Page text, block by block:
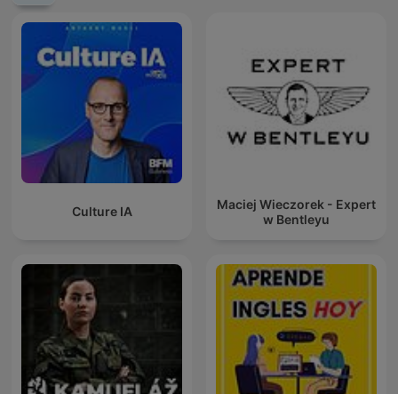
Culture IA
Maciej Wieczorek - Expert
w Bentleyu